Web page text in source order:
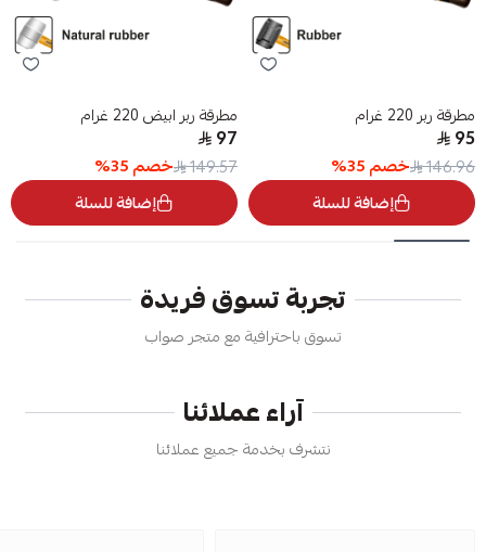
مطرقة ربر 220 غرام
95
146.96 خصم35
%
إضافة للسلة
مطرقة ربر ابيض 220 غرام
97
149.57 خصم35
%
إضافة للسلة
تجربة تسوق فريدة
تسوق باحترافية مع متجر صواب
آراء عملائنا
نتشرف بخدمة جميع عملائنا